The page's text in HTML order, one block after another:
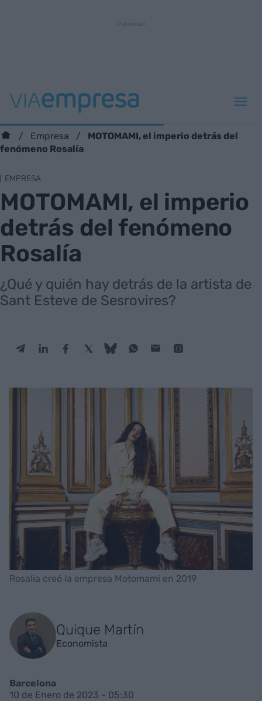
Empresa
MOTOMAMI, el imperio detrás del
fenómeno Rosalía
EMPRESA
MOTOMAMI, el imperio
detrás del fenómeno
Rosalía
¿Qué y quién hay detrás de la artista de
Sant Esteve de Sesrovires?
Rosalia creó la empresa Motomami en 2019
Quique Martín
Economista
Barcelona
10 de Enero de 2023 - 05:30